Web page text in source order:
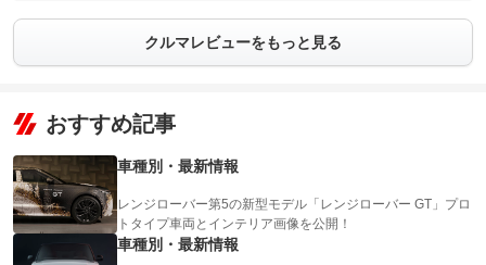
クルマレビューをもっと見る
おすすめ記事
車種別・最新情報
レンジローバー第5の新型モデル「レンジローバー GT」プロ
トタイプ車両とインテリア画像を公開！
車種別・最新情報